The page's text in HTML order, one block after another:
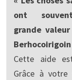
ont
grande
Berhocoirigoin
Cette aide
Grâce à votre